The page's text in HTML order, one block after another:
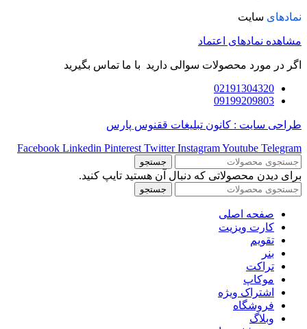
نمادهای سایت
مشاهده نمادهای اعتماد
اگر در مورد محصولات سوالی دارید با ما تماس بگیرید
02191304320
09199209803
طراحی سایت : کانون تبلیغات ققنوس پارس
Facebook Linkedin Pinterest Twitter InstagramYoutube Telegram
جستجو
برای دیدن محصولاتی که دنبال آن هستید تایپ کنید.
جستجو
صفحه اصلی
کارت ویزیت
تقویم
بنر
تراکت
موکاپ
اشتراک ویژه
فروشگاه
وبلاگ